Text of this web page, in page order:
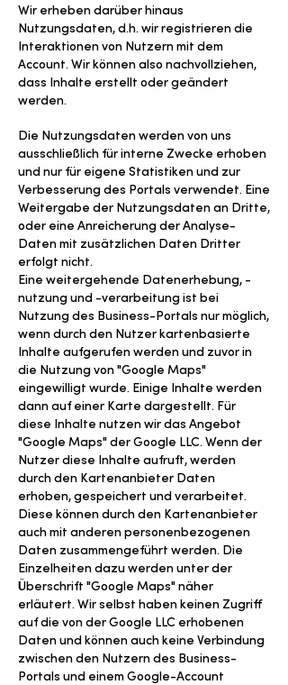
Wir erheben darüber hinaus
Nutzungsdaten, d.h. wir registrieren die
Interaktionen von Nutzern mit dem
Account. Wir können also nachvollziehen,
dass Inhalte erstellt oder geändert
werden.
Die Nutzungsdaten werden von uns
ausschließlich für interne Zwecke erhoben
und nur für eigene Statistiken und zur
Verbesserung des Portals verwendet. Eine
Weitergabe der Nutzungsdaten an Dritte,
oder eine Anreicherung der Analyse-
Daten mit zusätzlichen Daten Dritter
erfolgt nicht.
Eine weitergehende Datenerhebung, -
nutzung und -verarbeitung ist bei
Nutzung des Business-Portals nur möglich,
wenn durch den Nutzer kartenbasierte
Inhalte aufgerufen werden und zuvor in
die Nutzung von "Google Maps"
eingewilligt wurde. Einige Inhalte werden
dann auf einer Karte dargestellt. Für
diese Inhalte nutzen wir das Angebot
"Google Maps" der Google LLC. Wenn der
Nutzer diese Inhalte aufruft, werden
durch den Kartenanbieter Daten
erhoben, gespeichert und verarbeitet.
Diese können durch den Kartenanbieter
auch mit anderen personenbezogenen
Daten zusammengeführt werden. Die
Einzelheiten dazu werden unter der
Überschrift "Google Maps" näher
erläutert. Wir selbst haben keinen Zugriff
auf die von der Google LLC erhobenen
Daten und können auch keine Verbindung
zwischen den Nutzern des Business-
Portals und einem Google-Account